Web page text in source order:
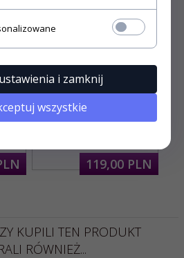
Poduszka f.a.n.
Klimakomfort Dacron
119,00 PLN
KUPILI TEN PRODUKT
RÓWNIEŻ...
i zamknij
wszystkie